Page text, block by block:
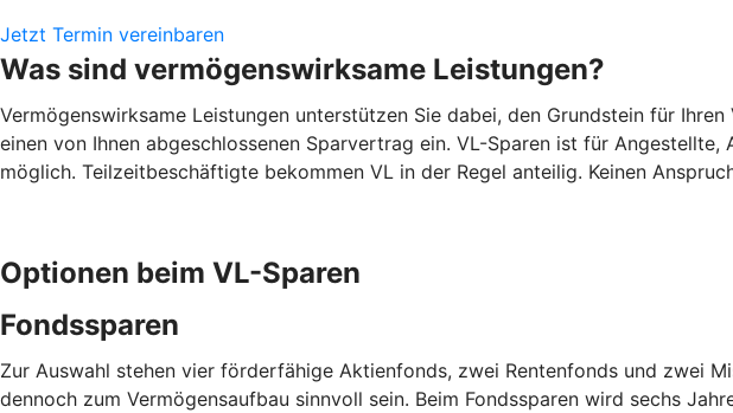
Jetzt Termin vereinbaren
Was sind vermögenswirksame Leistungen?
Vermögenswirksame Leistungen unterstützen Sie dabei, den Grundstein für
einen von Ihnen abgeschlossenen Sparvertrag ein. VL-Sparen ist für
möglich. Teilzeitbeschäftigte bekommen VL in der Regel anteilig. Keinen
Optionen beim VL-Sparen
Fondssparen
Zur Auswahl stehen vier förderfähige Aktienfonds, zwei Rentenfonds und zwei
dennoch zum Vermögensaufbau sinnvoll sein. Beim Fondssparen wird sechs